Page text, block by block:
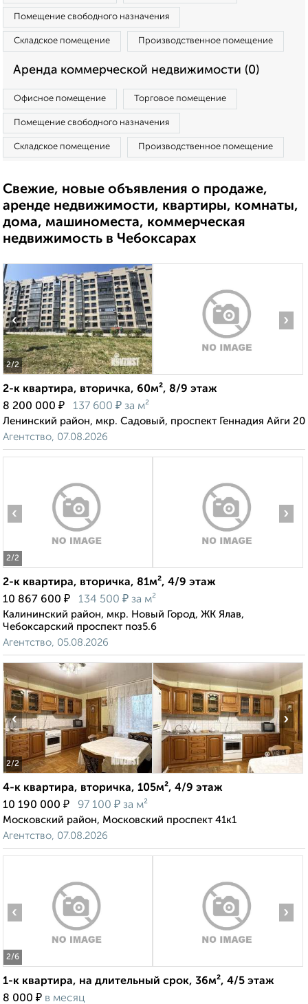
Помещение свободного назначения
Складское помещение Производственное помещение
Аренда коммерческой недвижимости (0)
Офисное помещение Торговое помещение
Помещение свободного назначения
Складское помещение Производственное помещение
Свежие, новые объявления о продаже,
аренде недвижимости, квартиры, комнаты,
дома, машиноместа, коммерческая
недвижимость в Чебоксарах
2/2
‹ ›
2-к квартира, вторичка, 60м², 8/9 этаж
8 200 000 ₽ 137 600 ₽ за м²
Ленинский район, мкр. Садовый, проспект Геннадия Айги 20
Агентство, 07.08.2026
2/2
‹ ›
2-к квартира, вторичка, 81м², 4/9 этаж
10 867 600 ₽ 134 500 ₽ за м²
Калининский район, мкр. Новый Город, ЖК Ялав,
Чебоксарский проспект поз5.6
Агентство, 05.08.2026
2/2
‹ ›
4-к квартира, вторичка, 105м², 4/9 этаж
10 190 000 ₽ 97 100 ₽ за м²
Московский район, Московский проспект 41к1
Агентство, 07.08.2026
2/6
‹ ›
1-к квартира, на длительный срок, 36м², 4/5 этаж
8 000 ₽ в месяц